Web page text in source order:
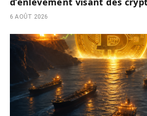
6 AOÛT 2026